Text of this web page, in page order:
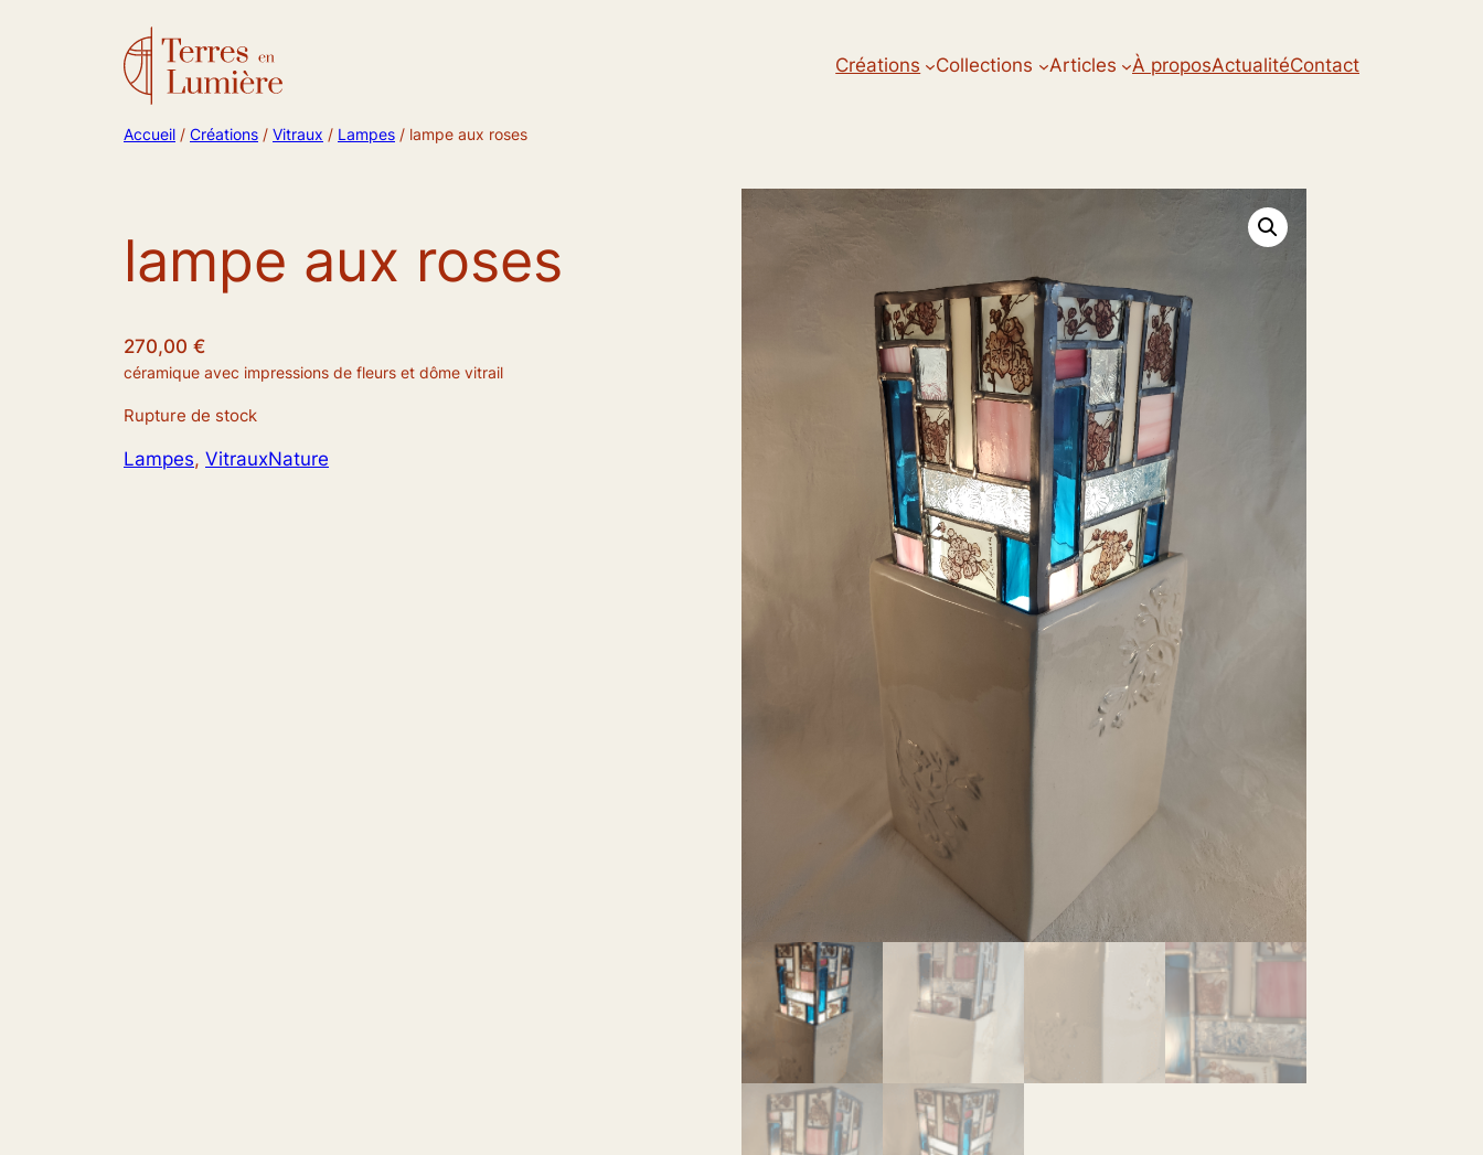
Créations Collections Articles À proposActualitéContact
Accueil / Créations / Vitraux / Lampes / lampe aux roses
lampe aux roses
270,00 €
céramique avec impressions de fleurs et dôme vitrail
Rupture de stock
Lampes, VitrauxNature